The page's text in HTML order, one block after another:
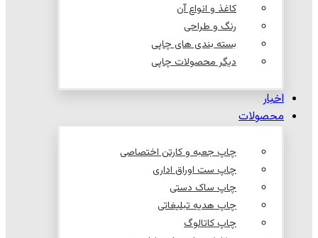
کاغذ و انواع آن
رنگ و طراحی
بسته بندی های چاپی
دیگر محصولات چاپی
اخبار
محصولات
چاپ جعبه و کارتن اختصاصی
چاپ ست اوراق اداری
چاپ ساک دستی
چاپ هدیه تبلیغاتی
چاپ کاتالوگ